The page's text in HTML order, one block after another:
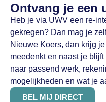
Ontvang je een
Heb je via UWV een re-
gekregen? Dan mag je
Nieuwe Koers, dan krijg
meedenkt en naast je
naar passend werk,
mogelijkheden en wat je
BEL MIJ DIRECT